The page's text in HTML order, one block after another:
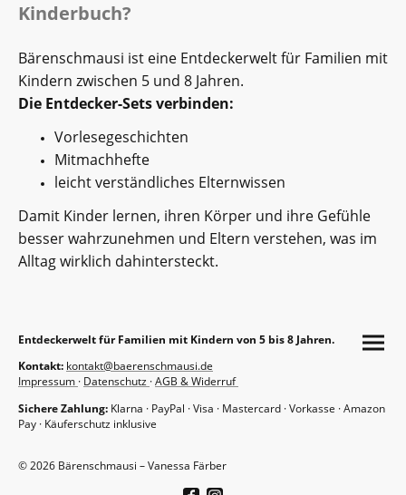
Kinderbuch?
Bärenschmausi ist eine Entdeckerwelt für Familien mit
Kindern zwischen 5 und 8 Jahren.
Die Entdecker-Sets verbinden:
Vorlesegeschichten
Mitmachhefte
leicht verständliches Elternwissen
Damit Kinder lernen, ihren Körper und ihre Gefühle
besser wahrzunehmen und Eltern verstehen, was im
Alltag wirklich dahintersteckt.
Entdeckerwelt für Familien mit Kindern von 5 bis 8 Jahren.
Kontakt: kontakt@baerenschmausi.de
Impressum · Datenschutz ·AGB & Widerruf
Sichere Zahlung: Klarna · PayPal · Visa · Mastercard · Vorkasse · Amazon
Pay · Käuferschutz inklusive
© 2026 Bärenschmausi – Vanessa Färber